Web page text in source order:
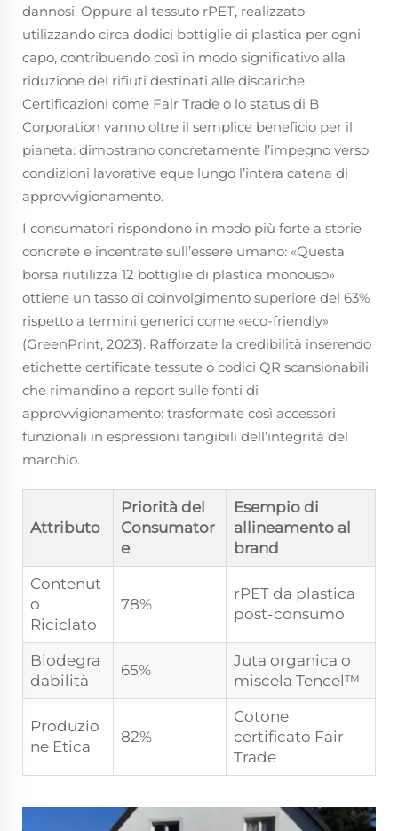
dannosi. Oppure al tessuto rPET, realizzato
utilizzando circa dodici bottiglie di plastica per ogni
capo, contribuendo così in modo significativo alla
riduzione dei rifiuti destinati alle discariche.
Certificazioni come Fair Trade o lo status di B
Corporation vanno oltre il semplice beneficio per il
pianeta: dimostrano concretamente l’impegno verso
condizioni lavorative eque lungo l’intera catena di
approvvigionamento.
I consumatori rispondono in modo più forte a storie
concrete e incentrate sull’essere umano: «Questa
borsa riutilizza 12 bottiglie di plastica monouso»
ottiene un tasso di coinvolgimento superiore del 63%
rispetto a termini generici come «eco-friendly»
(GreenPrint, 2023). Rafforzate la credibilità inserendo
etichette certificate tessute o codici QR scansionabili
che rimandino a report sulle fonti di
approvvigionamento: trasformate così accessori
funzionali in espressioni tangibili dell’integrità del
marchio.
Attributo
Priorità del
Consumator
e
Esempio di
allineamento al
brand
Contenut
o
Riciclato
78%
rPET da plastica
post-consumo
Biodegra
dabilità
65%
Juta organica o
miscela Tencel™
Produzio
ne Etica
82%
Cotone
certificato Fair
Trade